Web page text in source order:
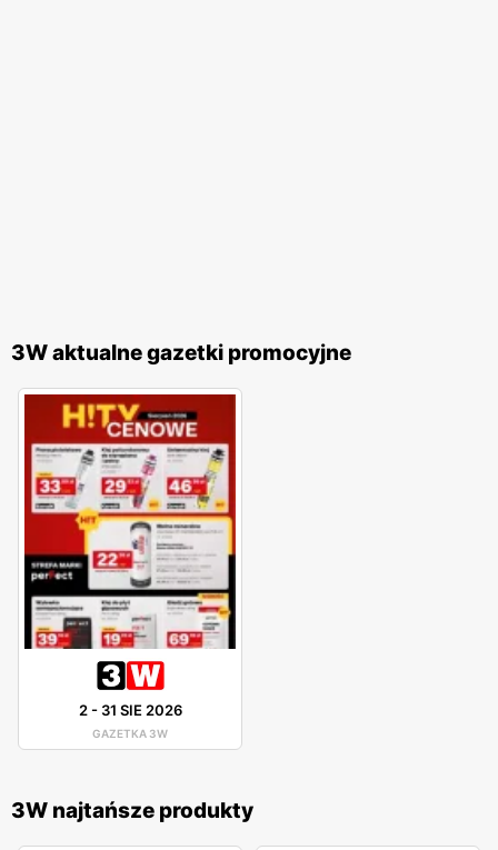
3W aktualne gazetki promocyjne
2- 31 SIE 2026
GAZETKA 3W
3W najtańsze produkty